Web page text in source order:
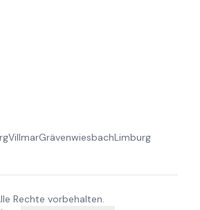
VillmarGrävenwiesbachLimburg
Rechte vorbehalten.